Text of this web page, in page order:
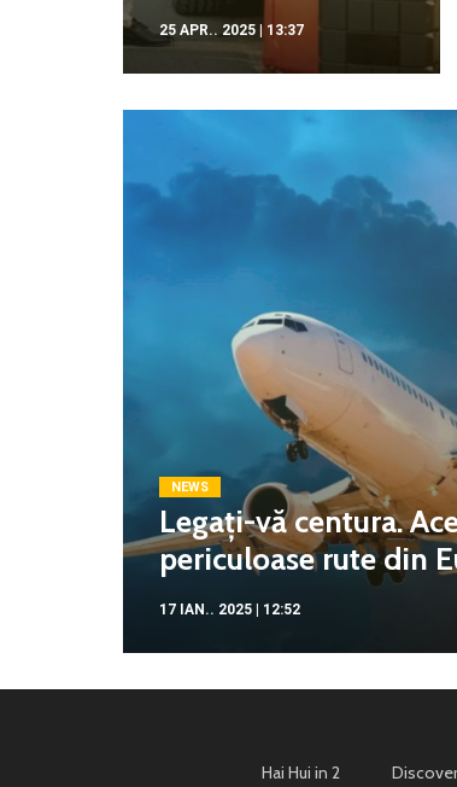
25 APR.. 2025 | 13:37
NEWS
Legați-vă centura.
periculoase rute din
17 IAN.. 2025 | 12:52
Hai Hui in 2 Discover